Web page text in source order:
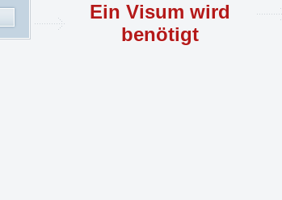
Ein Visum wird
benötigt